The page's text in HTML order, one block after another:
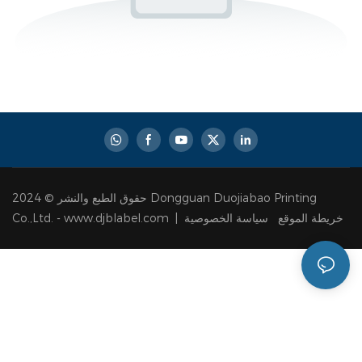
حقوق الطبع والنشر © 2024 Dongguan Duojiabao Printing
Co.,Ltd. - www.djblabel.com |
خريطة الموقع